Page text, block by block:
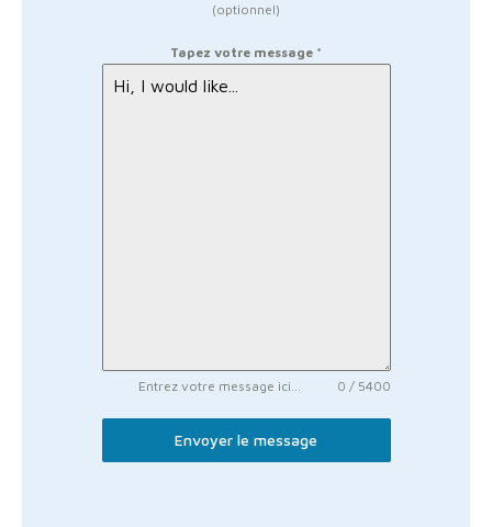
(optionnel)
Tapez votre message *
Entrez votre message ici... 0 / 5400
Envoyer le message